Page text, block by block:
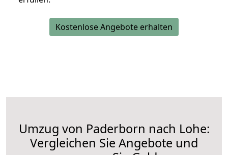
Kostenlose Angebote erhalten
Umzug von Paderborn nach Lohe:
Vergleichen Sie Angebote und